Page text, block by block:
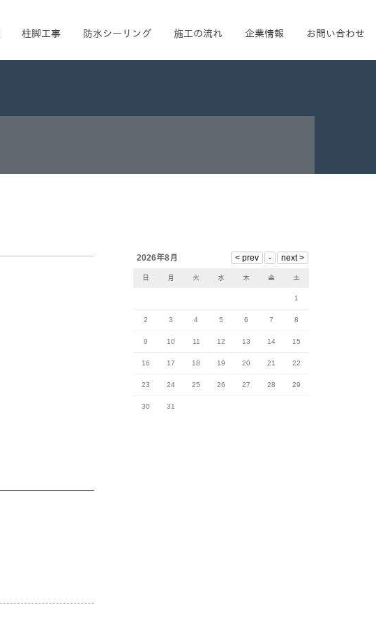
柱脚工事 防水シーリング 施工の流れ 企業情報 お問い合わせ
2026年8月
日 月 火 水 木 金 土
1
2 3 4 5 6 7 8
9 10 11 12 13 14 15
16 17 18 19 20 21 22
23 24 25 26 27 28 29
30 31